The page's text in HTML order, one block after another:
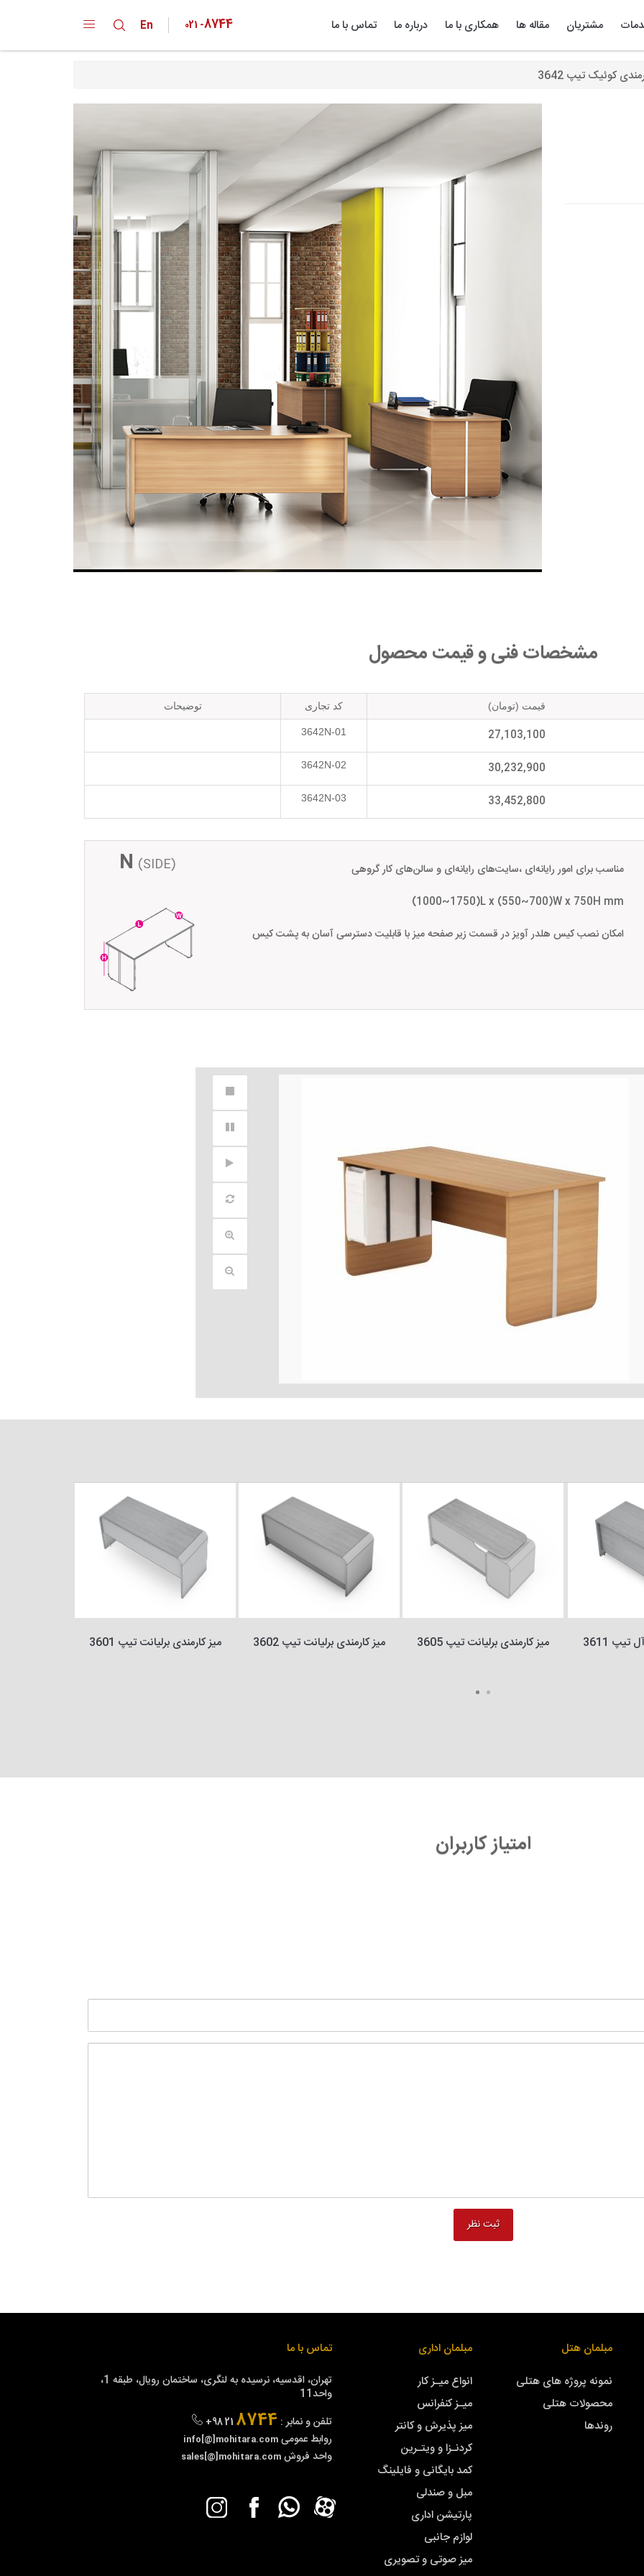
مشتریان مقاله ها همکاری با ما درباره ما تماس با ما En 021 -8744
کارخانه
خانواده محصولات
گواهینامه ها
پیشنهادات و انتقادات
کوئیک تیپ 3642
مشخصات فنی و قیمت محصول
قیمت (تومان) کد تجاری توضیحات
27,103,100
3642N-01
30,232,900
3642N-02
33,452,800
3642N-03
N (SIDE)
مناسب برای امور رایانه‌ای ،سایت‌های رایانه‌ای و سالن‌های کار گروهی
(1000~1750)L x (550~700)W x 750H mm
امکان نصب کیس هلدر آویز در قسمت زیر صفحه میز با قابلیت دسترسی آسان به پشت کیس
میز کارمندی برلیانت تیپ 3601 میز کارمندی برلیانت تیپ 3602 میز کارمندی برلیانت تیپ 3605 3611
امتیاز کاربران
مبلمان هتل
نمونه پروژه های هتلی
محصولات هتلی
روندها
مبلمان اداری
انواع میـز کار
میـز کنفرانس
میز پذیرش و کانتر
کردنـزا و ویتـرین
کمد بایگانی و فایلینگ
مبل و صندلی
پارتیشن اداری
لوازم جانبی
میز صوتی و تصویری
تماس با ما
تهران، اقدسیه، نرسیده به لنگری، ساختمان رویال، طبقه 1،
واحد11
تلفن و نمابر :
+98 21 8744
روابط عمومی info[@]mohitara.com
واحد فروش sales[@]mohitara.com